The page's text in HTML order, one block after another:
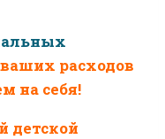
расходов
на себя!
детской